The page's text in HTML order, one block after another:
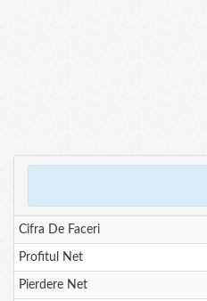
Cifra De Faceri
Profitul Net
Pierdere Net